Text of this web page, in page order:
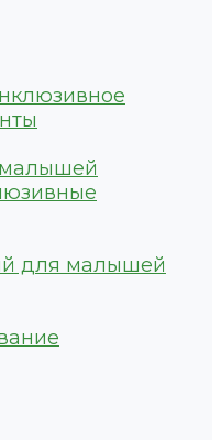
для малышей